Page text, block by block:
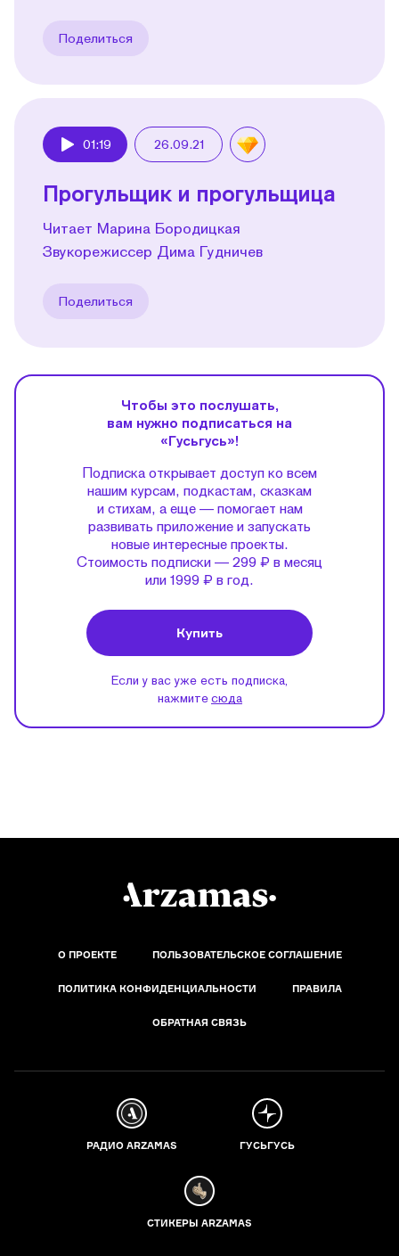
Поделиться
01:19 26.09.21
Прогульщик и прогульщица
Читает Марина Бородицкая
Звукорежиссер Дима Гудничев
Поделиться
Чтобы это послушать,
вам нужно подписаться на
«Гусьгусь»!
Подписка открывает доступ ко всем
нашим курсам, подкастам, сказкам
и стихам, а еще — помогает нам
развивать приложение и запускать
новые интересные проекты.
Стоимость подписки — 299 ₽ в месяц
или 1999 ₽ в год.
Купить
Если у вас уже есть подписка,
нажмите сюда
О ПРОЕКТЕ ПОЛЬЗОВАТЕЛЬСКОЕ СОГЛАШЕНИЕ
ПОЛИТИКА КОНФИДЕНЦИАЛЬНОСТИ ПРАВИЛА
ОБРАТНАЯ СВЯЗЬ
РАДИО ARZAMAS ГУСЬГУСЬ
СТИКЕРЫ ARZAMAS